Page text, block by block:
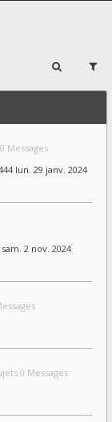
Messages
lun. 29 janv. 2024
sam. 2 nov. 2024
0 Messages